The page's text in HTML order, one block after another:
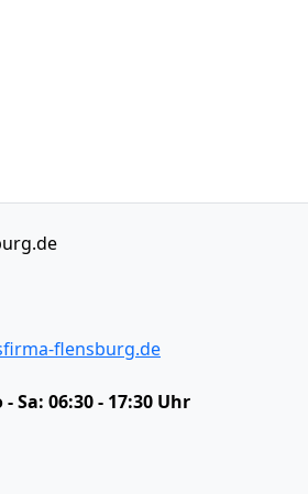
flensburg.de
- Sa: 06:30 - 17:30 Uhr